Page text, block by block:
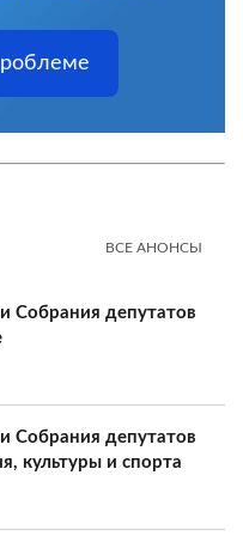
ВСЕ АНОНСЫ
Собрания депутатов
Собрания депутатов
культуры и спорта